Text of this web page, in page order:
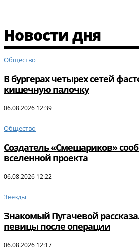
Новости дня
Общество
В бургерах четырех сетей
кишечную палочку
06.08.2026 12:39
Общество
Создатель «Смешариков»
вселенной проекта
06.08.2026 12:22
Звезды
Знакомый Пугачевой
певицы после операции
06.08.2026 12:17